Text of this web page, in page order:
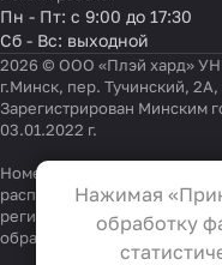
Пн - Пт: с 9:00 до 17:30
Сб - Вс: выходной
2026 © ООО «Плэй хард»
г.Минск, пер. Тучинский,
Зарегистрирован Минским
03.01.2022 г.
Номер телефона
распорядительных органов
регистрации ООО «Плэй
обращения покупателей:
Настройки
Функциональные
Эти файлы
Нажимая
обработку